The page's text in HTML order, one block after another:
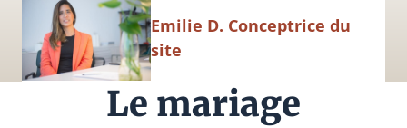
Emilie D. Conceptrice du
site
Le mariage